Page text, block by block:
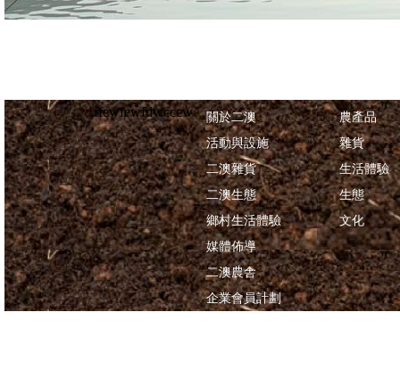
ffewfewfdwcccw
關於二澳
活動與設施
二澳雜貨
二澳生態
鄉村生活體驗
媒體佈導
二澳農舎
企業會員計劃
農產品
雜貨
生活體驗
生態
文化